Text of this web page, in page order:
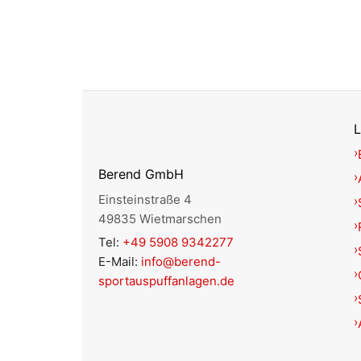
Berend GmbH
Einsteinstraße 4
49835 Wietmarschen
Tel: +49 5908 9342277
E-Mail: info@berend-
sportauspuffanlagen.de